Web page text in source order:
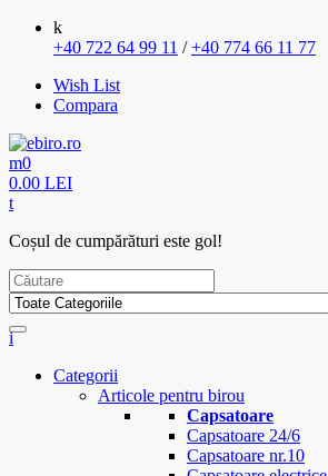
+40 722 64 99 11 /+40 774 66 11 77
Wish List
Compara
0
0.00 LEI
Coșul de cumpărături este gol!
Categorii
Articole pentru birou
Capsatoare
Capsatoare 24/6
Capsatoare nr.10